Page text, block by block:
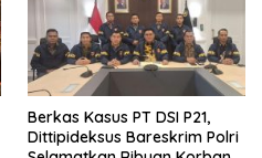
Berkas Kasus PT DSI P21,
Dittipideksus Bareskrim Polri